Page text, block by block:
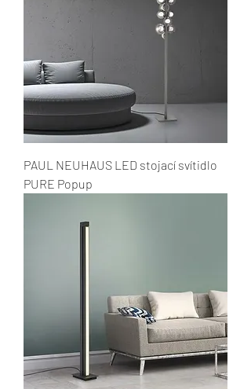
PAUL NEUHAUS LED stojací svítidlo
PURE Popup